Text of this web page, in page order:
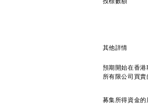
其他詳情
預期開始在香港
所有限公司買賣
募集所得資金的